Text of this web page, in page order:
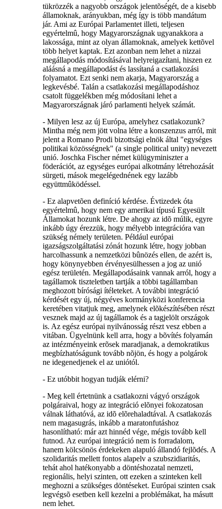
tükrözzék a nagyobb országok jelentõségét, de a kisebb
államoknak, arányukban, még így is több mandátum
jár. Ami az Európai Parlamentet illeti, teljesen
egyértelmû, hogy Magyarországnak ugyanakkora a
lakossága, mint az olyan államoknak, amelyek kettõvel
több helyet kaptak. Ezt azonban nem lehet a nizzai
megállapodás módosításával helyreigazítani, hiszen ez
aláásná a megállapodást és lassítaná a csatlakozási
folyamatot. Ezt senki nem akarja, Magyarország a
legkevésbé. Talán a csatlakozási megállapodáshoz
csatolt függelékben még módosítani lehet a
Magyarországnak járó parlamenti helyek számát.
- Milyen lesz az új Európa, amelyhez csatlakozunk?
Mintha még nem jött volna létre a konszenzus arról, mit
jelent a Romano Prodi bizottsági elnök által "egységes
politikai közösségnek" (a single political unity) nevezett
unió. Joschka Fischer német külügyminiszter a
föderációt, az egységes európai alkotmány létrehozását
sürgeti, mások megelégednének egy lazább
együttmûködéssel.
- Ez alapvetõen definíció kérdése. Évtizedek óta
egyértelmû, hogy nem egy amerikai típusú Egyesült
Államokat hozunk létre. De ahogy az idõ múlik, egyre
inkább úgy érezzük, hogy mélyebb integrációra van
szükség némely területen. Például európai
igazságszolgáltatási zónát hozunk létre, hogy jobban
harcolhassunk a nemzetközi bûnözés ellen, de azért is,
hogy könynyebben érvényesülhessen a jog az unió
egész területén. Megállapodásaink vannak arról, hogy a
tagállamok tiszteletben tartják a többi tagállamban
meghozott bírósági ítéleteket. A további integráció
kérdését egy új, négyéves kormányközi konferencia
keretében vitatjuk meg, amelynek elõkészítésében részt
vesznek majd az új tagállamok és a tagjelölt országok
is. Az egész európai nyilvánosság részt vesz ebben a
vitában. Ügyelnünk kell arra, hogy a bõvítés folyamán
az intézményeink erõsek maradjanak, a demokratikus
megbízhatóságunk tovább nõjön, és hogy a polgárok
ne idegenedjenek el az uniótól.
- Ez utóbbit hogyan tudják elérni?
- Meg kell értetnünk a csatlakozni vágyó országok
polgáraival, hogy az integráció elõnyei fokozatosan
válnak láthatóvá, az idõ elõrehaladtával. A csatlakozás
nem magasugrás, inkább a maratonfutáshoz
hasonlítható: már azt hinnéd vége, mégis tovább kell
futnod. Az európai integráció nem is forradalom,
hanem kölcsönös érdekeken alapuló állandó fejlõdés. A
szolidaritás mellett fontos alapelv a szubszidiaritás,
tehát ahol hatékonyabb a döntéshozatal nemzeti,
regionális, helyi szinten, ott ezeken a szinteken kell
meghozni a szükséges döntéseket. Európai szinten csak
legvégsõ esetben kell kezelni a problémákat, ha másutt
nem lehet.